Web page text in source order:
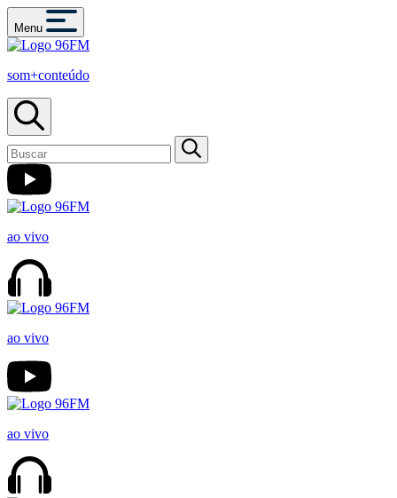
Menu
som+conteúdo
ao vivo
ao vivo
ao vivo